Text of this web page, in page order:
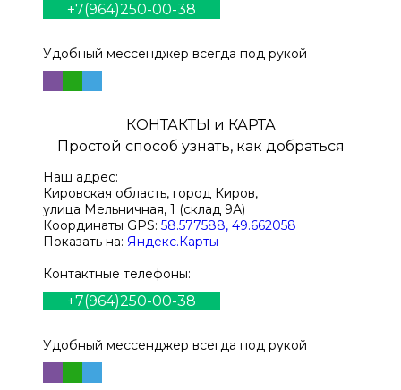
+7(964)250-00-38
Удобный мессенджер всегда под рукой
КОНТАКТЫ и КАРТА
Простой способ узнать, как добраться
Наш адрес:
Кировская область, город Киров,
улица Мельничная, 1 (склад 9А)
Координаты GPS: 58.577588, 49.662058
Показать на: Яндекс.Карты
Контактные телефоны:
+7(964)250-00-38
Удобный мессенджер всегда под рукой